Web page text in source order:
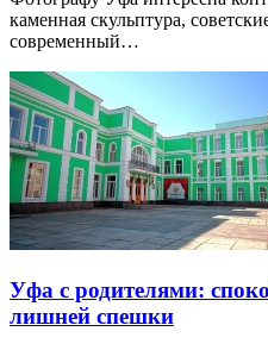
каменная скульптура,
современный…
Уфа с родителями:
лишней спешки